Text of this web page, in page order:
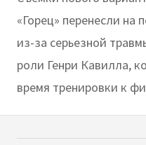
«Горец» перенесли на
из-за серьезной
роли Генри Кавилла,
время тренировки к